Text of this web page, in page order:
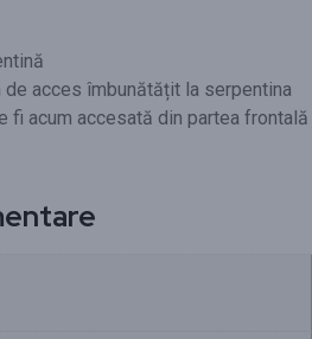
de acces îmbunătățit la serpentina
fi acum accesată din partea frontală